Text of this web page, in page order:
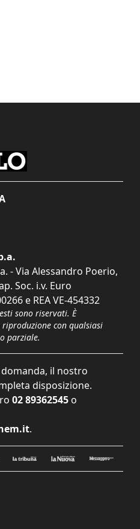
- Via Alessandro Poerio,
Soc. i.v. Euro
e REA VE-454332
sono riservati. È
con qualsiasi
parziale.
il nostro
disposizione.
02 89362545 o
.